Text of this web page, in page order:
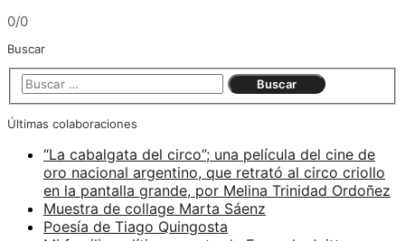
0/0
Buscar
Últimas colaboraciones
“La cabalgata del circo”; una película del cine de
oro nacional argentino, que retrató al circo criollo
en la pantalla grande, por Melina Trinidad Ordoñez
Muestra de collage Marta Sáenz
Poesía de Tiago Quingosta